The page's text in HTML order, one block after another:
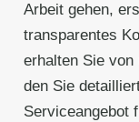
Arbeit gehen,
transparentes
erhalten Sie von
den Sie
Serviceangebot